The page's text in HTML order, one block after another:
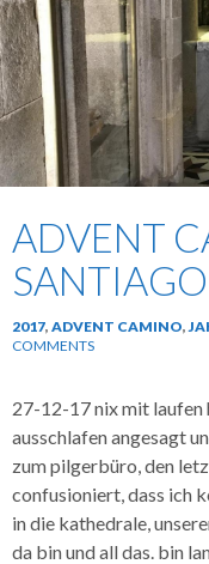
ADVENT
SANTIAGO
2017, ADVENT CAMINO,
COMMENTS
27-12-17 nix mit laufen
ausschlafen angesagt
zum pilgerbüro, den
confusioniert, dass ich
in die kathedrale,
da bin und all das. bin